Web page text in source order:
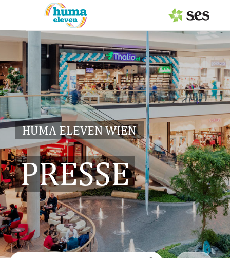
HUMA ELEVEN WIEN
PRESSE
PRESSEAUSSENDUNGEN
Center & Marken
Services
Events
MEDIAGALERIE
PRESSEKONTAKT